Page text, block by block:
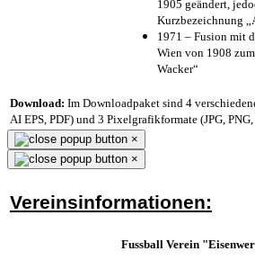
1905 geändert,
Kurzbezeichnung
1971 – Fusion mit
Wien von 1908
Wacker“
Download: Im Downloadpaket sind 4
AI EPS, PDF) und 3 Pixelgrafikformate (JPG,
×
×
Vereinsinformationen:
Fussball Verein